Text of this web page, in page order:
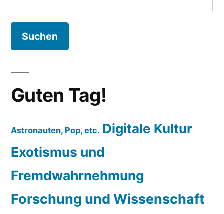
nach:
Guten Tag!
Astronauten, Pop, etc. Digitale Kultur
Exotismus und
Fremdwahrnehmung
Forschung und Wissenschaft